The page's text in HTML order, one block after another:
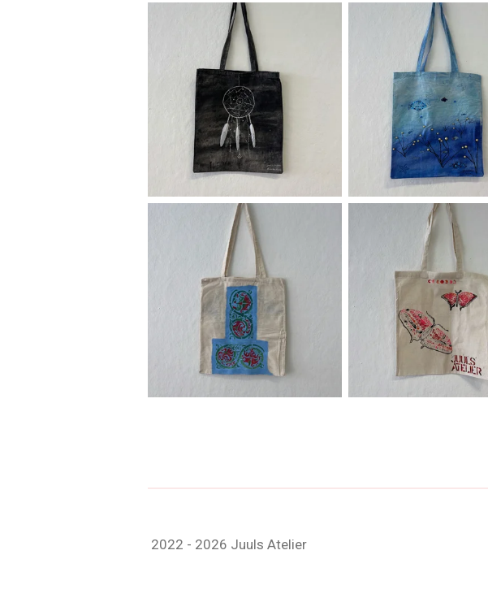
2022 - 2026 Juuls Atelier